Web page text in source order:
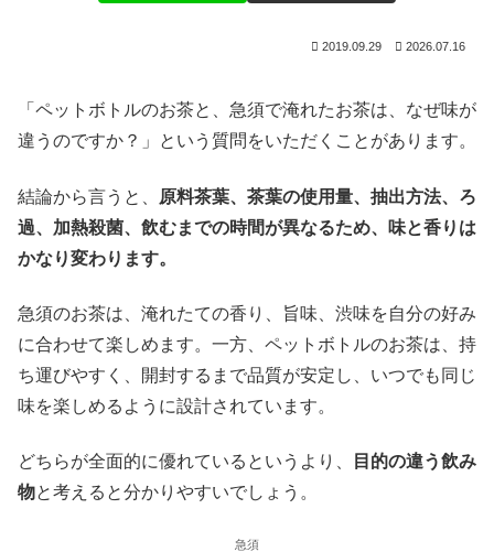
2019.09.29 2026.07.16
「ペットボトルのお茶と、急須で淹れたお茶は、なぜ味が
違うのですか？」という質問をいただくことがあります。
結論から言うと、
原料茶葉、茶葉の使用量、抽出方法、ろ
過、加熱殺菌、飲むまでの時間が異なるため、味と香りは
かなり変わります。
急須のお茶は、淹れたての香り、旨味、渋味を自分の好み
に合わせて楽しめます。一方、ペットボトルのお茶は、持
ち運びやすく、開封するまで品質が安定し、いつでも同じ
味を楽しめるように設計されています。
どちらが全面的に優れているというより、
目的の違う飲み
物と考えると分かりやすいでしょう。
急須